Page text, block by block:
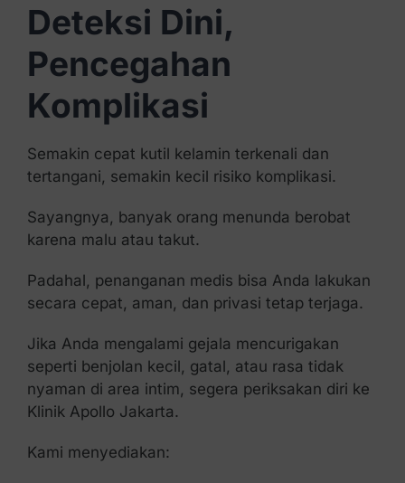
Deteksi Dini,
Pencegahan
Komplikasi
Semakin cepat kutil kelamin terkenali dan
tertangani, semakin kecil risiko komplikasi.
Sayangnya, banyak orang menunda berobat
karena malu atau takut.
Padahal, penanganan medis bisa Anda lakukan
secara cepat, aman, dan privasi tetap terjaga.
Jika Anda mengalami gejala mencurigakan
seperti benjolan kecil, gatal, atau rasa tidak
nyaman di area intim, segera periksakan diri ke
Klinik Apollo Jakarta.
Kami menyediakan: